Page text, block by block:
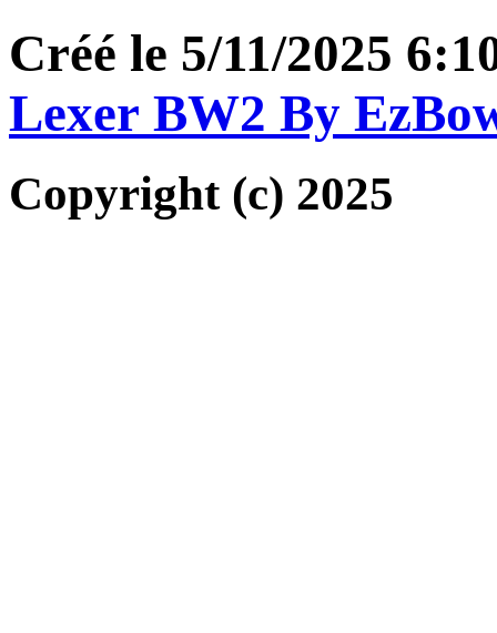
Créé le 5/11/2025
Lexer BW2 By
Copyright (c) 2025